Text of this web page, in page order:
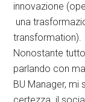
innovazione
una
transformation).
Nonostante
parlando con
BU Manager,